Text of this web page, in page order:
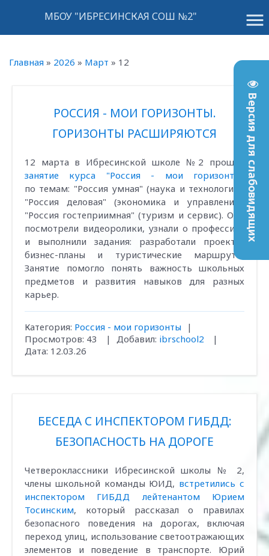
Версия для слабовидящих
menu
МБОУ "ИБРЕСИНСКАЯ СОШ №2"
Главная » 2026 » Март » 12
РОССИЯ - МОИ ГОРИЗОНТЫ.
ГОРИЗОНТЫ РАСШИРЯЮТСЯ
12 марта в Ибресинской школе №2 прошло
занятие курса "Россия - мои горизонты"
по темам: "Россия умная" (наука и технологии),
"Россия деловая" (экономика и управление),
"Россия гостеприимная" (туризм и сервис). Они
посмотрели видеоролики, узнали о профессиях
и выполнили задания: разработали проекты,
бизнес-планы и туристические маршруты.
Занятие помогло понять важность школьных
предметов и развития навыков для разных
карьер.
Категория: Россия - мои горизонты
|
Просмотров: 43 | Добавил: ibrschool2
|
Дата: 12.03.26
БЕСЕДА С ИНСПЕКТОРОМ ГИБДД:
БЕЗОПАСНОСТЬ НА ДОРОГЕ
Четвероклассники Ибресинской школы № 2,
члены школьной команды ЮИД, встретились с
инспектором ГИБДД лейтенантом Юрием
Тосинским, который рассказал о правилах
безопасного поведения на дорогах, включая
переход улиц, использование светоотражающих
элементов и поведение в транспорте. Юрий